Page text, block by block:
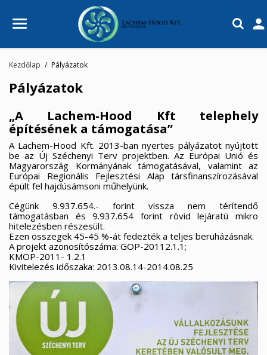

Kezdőlap Pályázatok
Pályázatok
„A Lachem-Hood Kft telephely
építésének a támogatása”
A Lachem-Hood Kft. 2013-ban nyertes pályázatot nyújtott
be az Új Széchenyi Terv projektben. Az Európai Unió és
Magyarország Kormányának támogatásával, valamint az
Európai Regionális Fejlesztési Alap társfinanszírozásával
épült fel hajdúsámsoni műhelyünk.
Cégünk 9.937.654.- forint vissza nem térítendő
támogatásban és 9.937.654 forint rövid lejáratú mikro
hitelezésben részesült.
Ezen összegek 45-45 %-át fedezték a teljes beruházásnak.
A projekt azonosítószáma: GOP-20112.1.1;
KMOP-2011- 1.2.1
Kivitelezés időszaka: 2013.08.14-2014.08.25